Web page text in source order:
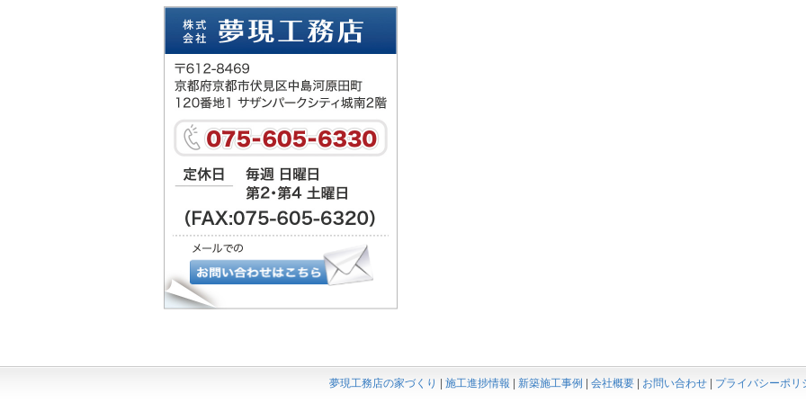
夢現工務店の家づくり 施工進捗情報 新築施工事例 会社概要 お問い合わせ プライバシーポリ